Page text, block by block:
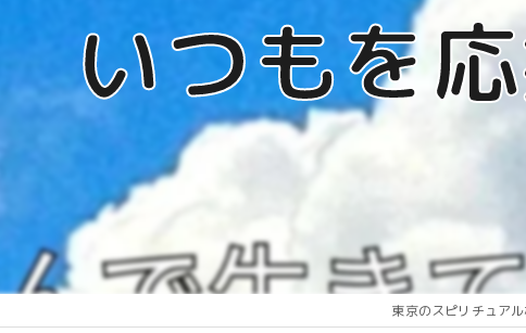
いつもを
東京のスピリチュア